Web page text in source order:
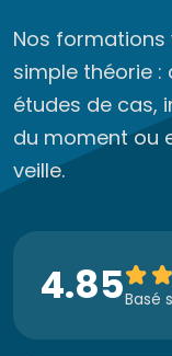
Nos
simple théorie :
études de cas,
du moment ou
veille.
4.85Basé